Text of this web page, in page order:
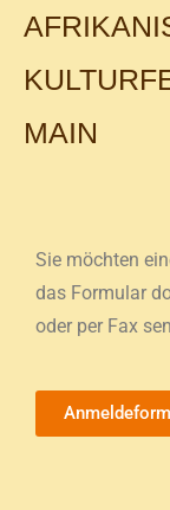
MAIN
Sie möchten
das Formular
oder per Fax